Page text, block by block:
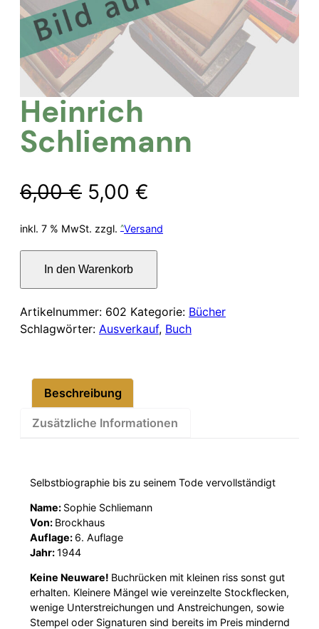
Heinrich
Schliemann
6,00€ Ursprünglicher
Preis
war:
6,00 €
5,00 €
Preis
ist:
5,00 €.
inkl. 7 % MwSt. zzgl. Versand
Schliemann
Menge
In den Warenkorb
Artikelnummer: 602 Kategorie: Bücher
Schlagwörter: Ausverkauf, Buch
Beschreibung
Zusätzliche Informationen
Selbstbiographie bis zu seinem Tode vervollständigt
Name: Sophie Schliemann
Von: Brockhaus
Auflage: 6. Auflage
Jahr:1944
Keine Neuware! Buchrücken mit kleinen riss sonst gut
erhalten. Kleinere Mängel wie vereinzelte Stockflecken,
wenige Unterstreichungen und Anstreichungen, sowie
Stempel oder Signaturen sind bereits im Preis mindernd